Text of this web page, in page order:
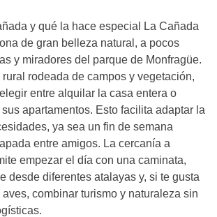
y qué la hace especial La Cañada
de gran belleza natural, a pocos
y miradores del parque de Monfragüe.
rural rodeada de campos y vegetación,
entre alquilar la casa entera o
apartamentos. Esto facilita adaptar la
ya sea un fin de semana
entre amigos. La cercanía a
empezar el día con una caminata,
desde diferentes atalayas y, si te gusta
aves, combinar turismo y naturaleza sin